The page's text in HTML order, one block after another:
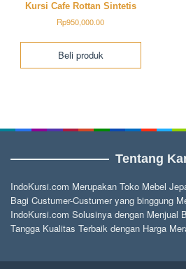
Kursi Cafe Rottan Sintetis
Rp950,000.00
Beli produk
Tentang
IndoKursi.com Merupakan Toko Mebel
Bagi Custumer-Custumer yang binggung
IndoKursi.com Solusinya dengan Menjual
Tangga Kualitas Terbaik dengan Harga